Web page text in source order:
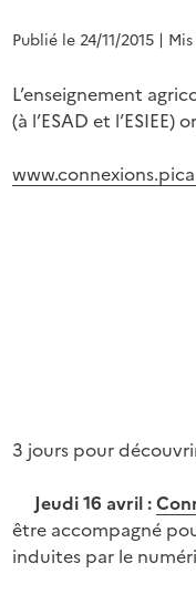
Publié le 24/11/2015 |
L’enseignement
(à l’ESAD et
3 jours pour
Jeudi 16 avril :
être accompagné
induites par le